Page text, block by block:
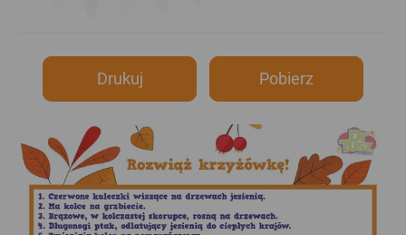
Drukuj Pobierz